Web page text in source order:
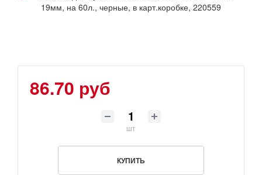
86.70 руб
шт
КУПИТЬ